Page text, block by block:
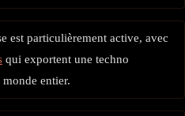
est particulièrement active, avec
qui exportent une techno
entier.